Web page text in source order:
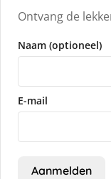
Ontvang de
Naam (optioneel)
E-mail
Aanmelden